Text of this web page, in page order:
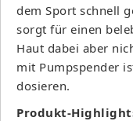
dem Sport schnell
sorgt für einen
Haut dabei aber
mit Pumpspender
dosieren.
Produkt-